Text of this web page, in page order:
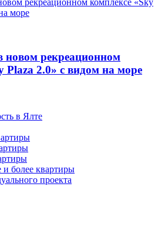
новом рекреационнoм
Рlаzа 2.0» с видом на море
в Ялте
более квартиры
проекта